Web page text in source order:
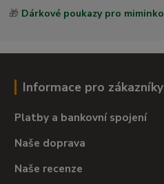
🎁 Dárkové poukazy pro miminko
Informace pro zákazníky
Platby a bankovní spojení
Naše doprava
Naše recenze